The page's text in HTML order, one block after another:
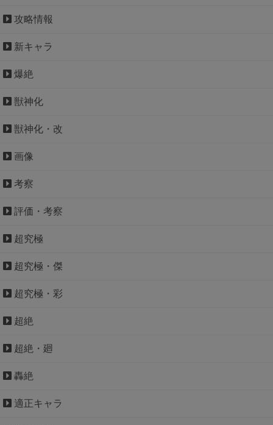
攻略情報
新キャラ
爆絶
獣神化
獣神化・改
画像
考察
評価・考察
超究極
超究極・傑
超究極・彩
超絶
超絶・廻
轟絶
適正キャラ